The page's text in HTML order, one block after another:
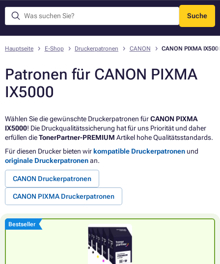
Suche
Menü
Hauptseite E-Shop Druckerpatronen CANON CANON PIXMA
Patronen für CANON PIXMA
IX5000
Wählen Sie die gewünschte Druckerpatronen fürCANON PIXMA
IX5000! Die Druckqualitätssicherung hat für uns Priorität und daher
erfüllen dieTonerPartner-PREMIUM Artikel hohe Qualitätsstandards.
Für diesen Drucker bieten wir kompatible Druckerpatronen und
originale Druckerpatronenan.
CANON Druckerpatronen
CANON PIXMA Druckerpatronen
Bestseller